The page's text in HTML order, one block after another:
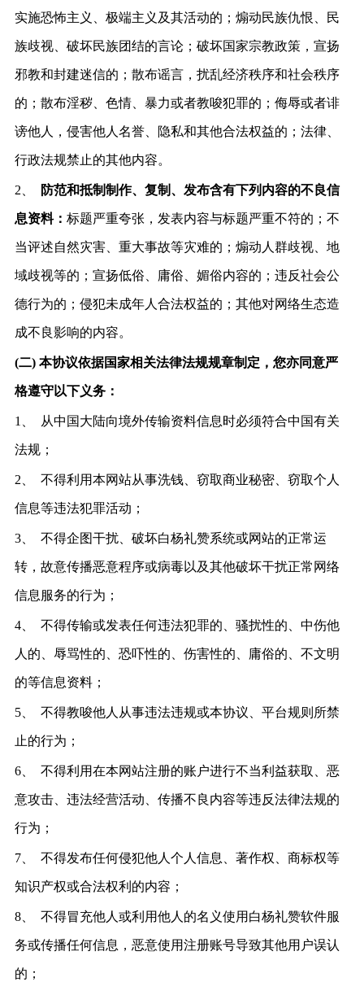
实施恐怖主义、极端主义及其活动的；煽动民族仇恨、民
族歧视、破坏民族团结的言论；破坏国家宗教政策，宣扬
邪教和封建迷信的；散布谣言，扰乱经济秩序和社会秩序
的；散布淫秽、色情、暴力或者教唆犯罪的；侮辱或者诽
谤他人，侵害他人名誉、隐私和其他合法权益的；法律、
行政法规禁止的其他内容。
2、 防范和抵制制作、复制、发布含有下列内容的不良信
息资料： 标题严重夸张，发表内容与标题严重不符的；不
当评述自然灾害、重大事故等灾难的；煽动人群歧视、地
域歧视等的；宣扬低俗、庸俗、媚俗内容的；违反社会公
德行为的；侵犯未成年人合法权益的；其他对网络生态造
成不良影响的内容。
(二) 本协议依据国家相关法律法规规章制定，您亦同意严
格遵守以下义务：
1、 从中国大陆向境外传输资料信息时必须符合中国有关
法规；
2、 不得利用本网站从事洗钱、窃取商业秘密、窃取个人
信息等违法犯罪活动；
3、 不得企图干扰、破坏白杨礼赞系统或网站的正常运
转，故意传播恶意程序或病毒以及其他破坏干扰正常网络
信息服务的行为；
4、 不得传输或发表任何违法犯罪的、骚扰性的、中伤他
人的、辱骂性的、恐吓性的、伤害性的、庸俗的、不文明
的等信息资料；
5、 不得教唆他人从事违法违规或本协议、平台规则所禁
止的行为；
6、 不得利用在本网站注册的账户进行不当利益获取、恶
意攻击、违法经营活动、传播不良内容等违反法律法规的
行为；
7、 不得发布任何侵犯他人个人信息、著作权、商标权等
知识产权或合法权利的内容；
8、 不得冒充他人或利用他人的名义使用白杨礼赞软件服
务或传播任何信息，恶意使用注册账号导致其他用户误认
的；